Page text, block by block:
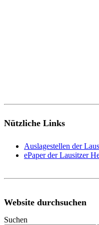
Nützliche Links
Auslagestellen der
ePaper der Lausitzer
Website durchsuchen
Suchen